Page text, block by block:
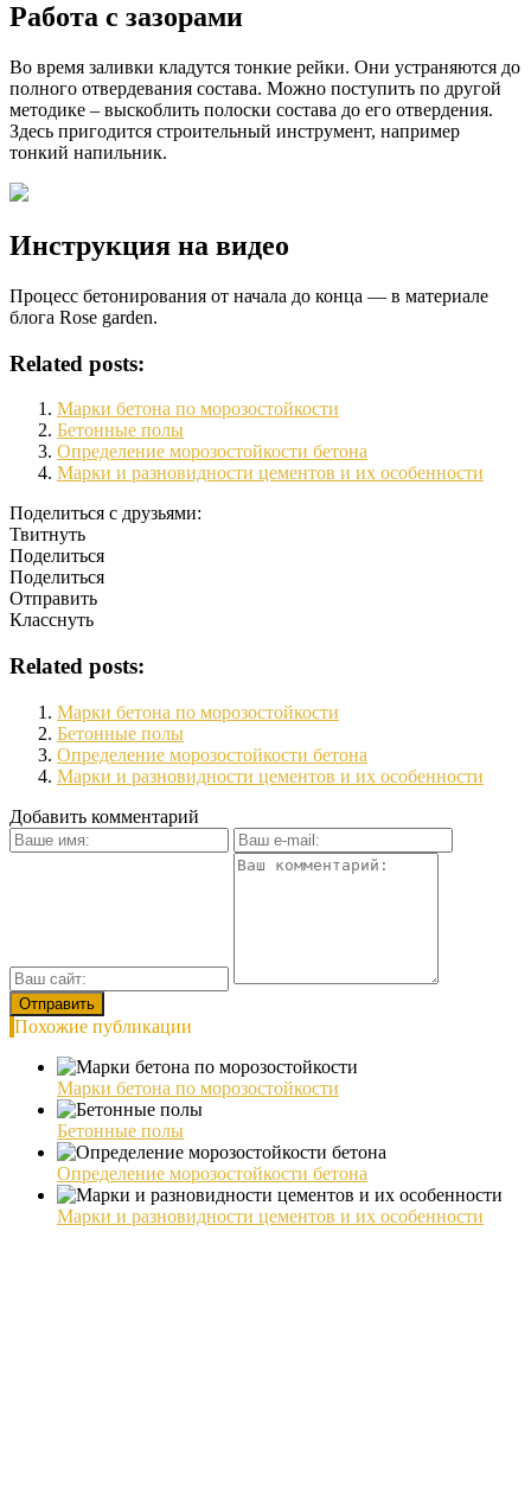
Работа с зазорами
Во время заливки кладутся тонкие рейки. Они устраняются до
полного отвердевания состава. Можно поступить по другой
методике – выскоблить полоски состава до его отвердения.
Здесь пригодится строительный инструмент, например
тонкий напильник.
Инструкция на видео
Процесс бетонирования от начала до конца — в материале
блога Rose garden.
Related posts:
Марки бетона по морозостойкости
Бетонные полы
Определение морозостойкости бетона
Марки и разновидности цементов и их особенности
Поделиться с друзьями:
Твитнуть
Поделиться
Поделиться
Отправить
Класснуть
Related posts:
Марки бетона по морозостойкости
Бетонные полы
Определение морозостойкости бетона
Марки и разновидности цементов и их особенности
Добавить комментарий
Похожие публикации
Марки бетона по морозостойкости
Бетонные полы
Определение морозостойкости бетона
Марки и разновидности цементов и их особенности